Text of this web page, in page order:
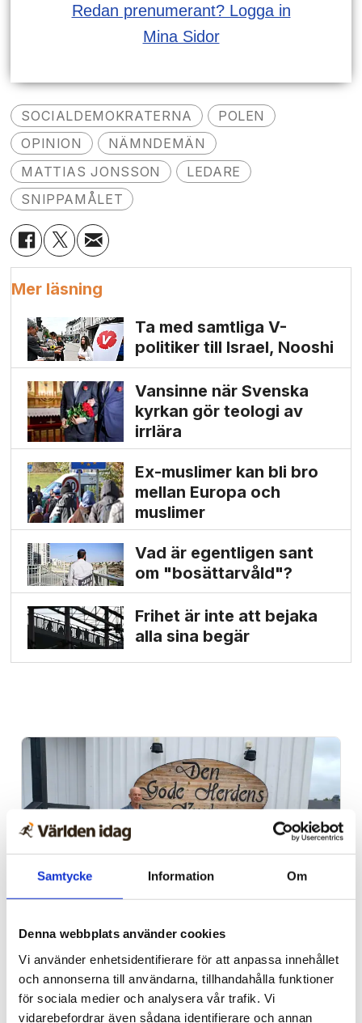
Samtycke Information Om
Denna webbplats använder cookies
Vi använder enhetsidentifierare för att anpassa innehållet
och annonserna till användarna, tillhandahålla funktioner
för sociala medier och analysera vår trafik. Vi
vidarebefordrar även sådana identifierare och annan
Redan prenumerant? Logga in
Mina Sidor
SOCIALDEMOKRATERNA
POLEN
OPINION
NÄMNDEMÄN
MATTIAS JONSSON
LEDARE
SNIPPAMÅLET
Mer läsning
Ta med samtliga V-
politiker till Israel, Nooshi
Vansinne när Svenska
kyrkan gör teologi av
irrlära
Ex-muslimer kan bli bro
mellan Europa och
muslimer
Vad är egentligen sant
om "bosättarvåld"?
Frihet är inte att bejaka
alla sina begär
Sommarkonferens
Nu inleder Bönetåget sin
långa konferens – i
nordligaste Norrland